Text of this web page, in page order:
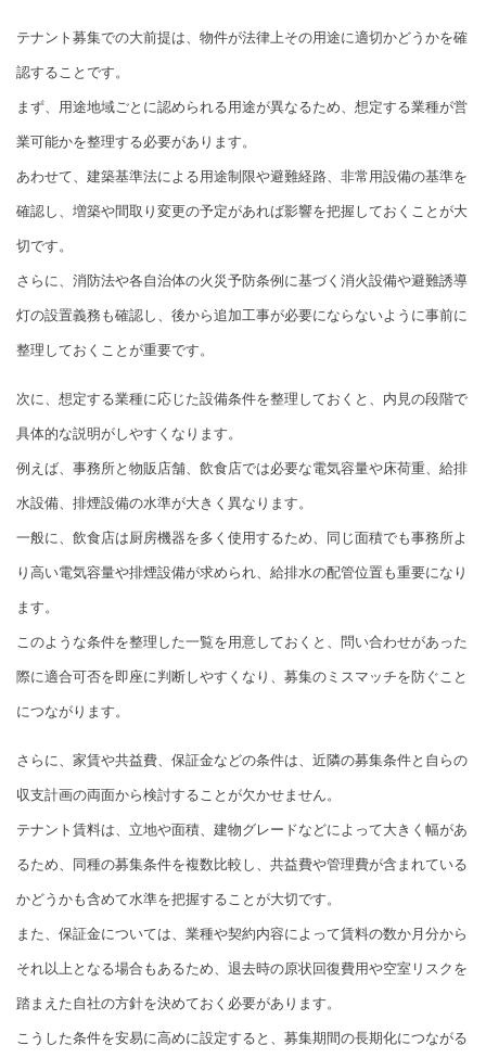
テナント募集での大前提は、物件が法律上その用途に適切かどうかを確
認することです。
まず、用途地域ごとに認められる用途が異なるため、想定する業種が営
業可能かを整理する必要があります。
あわせて、建築基準法による用途制限や避難経路、非常用設備の基準を
確認し、増築や間取り変更の予定があれば影響を把握しておくことが大
切です。
さらに、消防法や各自治体の火災予防条例に基づく消火設備や避難誘導
灯の設置義務も確認し、後から追加工事が必要にならないように事前に
整理しておくことが重要です。
次に、想定する業種に応じた設備条件を整理しておくと、内見の段階で
具体的な説明がしやすくなります。
例えば、事務所と物販店舗、飲食店では必要な電気容量や床荷重、給排
水設備、排煙設備の水準が大きく異なります。
一般に、飲食店は厨房機器を多く使用するため、同じ面積でも事務所よ
り高い電気容量や排煙設備が求められ、給排水の配管位置も重要になり
ます。
このような条件を整理した一覧を用意しておくと、問い合わせがあった
際に適合可否を即座に判断しやすくなり、募集のミスマッチを防ぐこと
につながります。
さらに、家賃や共益費、保証金などの条件は、近隣の募集条件と自らの
収支計画の両面から検討することが欠かせません。
テナント賃料は、立地や面積、建物グレードなどによって大きく幅があ
るため、同種の募集条件を複数比較し、共益費や管理費が含まれている
かどうかも含めて水準を把握することが大切です。
また、保証金については、業種や契約内容によって賃料の数か月分から
それ以上となる場合もあるため、退去時の原状回復費用や空室リスクを
踏まえた自社の方針を決めておく必要があります。
こうした条件を安易に高めに設定すると、募集期間の長期化につながる